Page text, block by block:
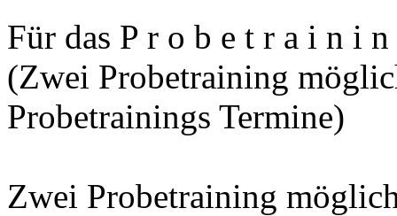
Für das P r o b e t r a i n i
(Zwei Probetraining
Probetrainings Termine)
Zwei Probetraining